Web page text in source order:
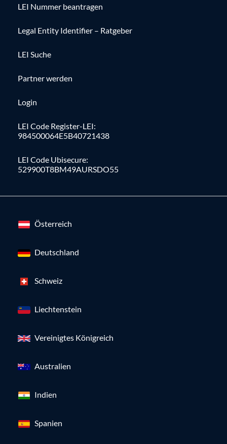
LEI Nummer beantragen
Legal Entity Identifier – Ratgeber
LEI Suche
Partner werden
Login
LEI Code Register-LEI:
984500064E5B40721438
LEI Code Ubisecure:
529900T8BM49AURSDO55
Österreich
Deutschland
Schweiz
Liechtenstein
Vereinigtes Königreich
Australien
Indien
Spanien